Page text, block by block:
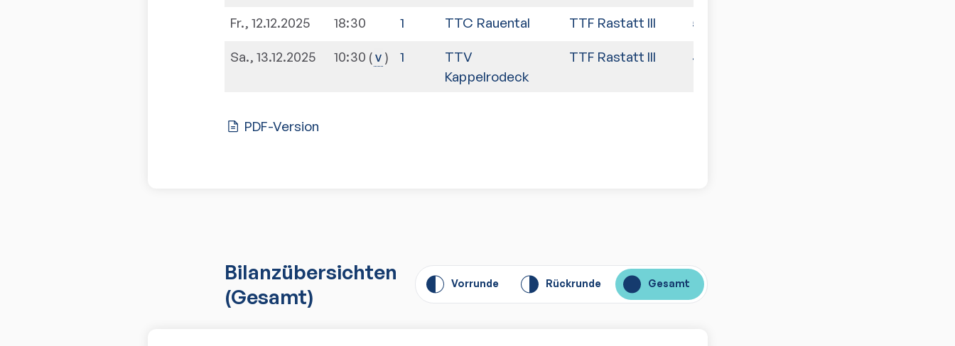
Fr., 12.12.2025 18:30 1 TTC Rauental TTF Rastatt III 5:5
Sa., 13.12.2025 10:30 v 1
TTV
Kappelrodeck
TTF Rastatt III 4:6
PDF-Version
Bilanzübersichten
(Gesamt)
Vorrunde Rückrunde Gesamt